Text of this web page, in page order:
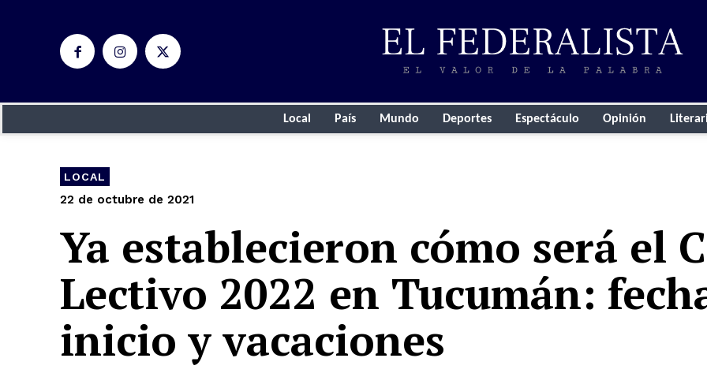
Local País Mundo Deportes Espectáculo Opinión
LOCAL
22 de octubre de 2021
Ya establecieron cómo será el
Lectivo 2022 en Tucumán:
inicio y vacaciones